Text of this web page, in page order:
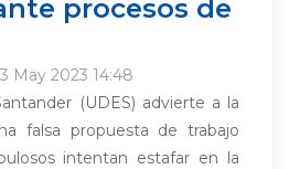
procesos de
May 2023 14:48
(UDES) advierte a la
falsa propuesta de trabajo
intentan estafar en la